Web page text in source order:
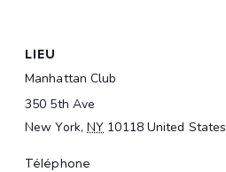
LIEU
Manhattan Club
350 5th Ave
New York, NY 10118 United States
Téléphone